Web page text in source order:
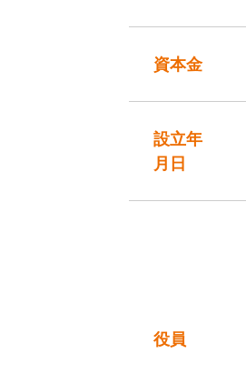
資本金
設立年
月日
役員